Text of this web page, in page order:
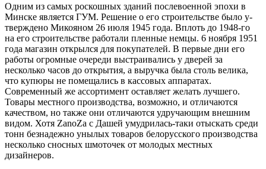
Одним из самых роскошных зданий послевоенной эпохи в
Минске является ГУМ. Решение о его строительстве было у­
тверждено Микояном 26 июля 1945 года. Вплоть до 1948-го
на его строительстве работали пленные немцы. 6 ноября 1951
года магазин открылся для покупателей. В первые дни его
работы огромные очереди выстраивались у дверей за
несколько часов до открытия, а выручка была столь велика,
что купюры не помещались в кассовых аппаратах.
Современный же ассортимент оставляет желать лучшего.
Товары местного производства, возможно, и отличаются
качеством, но также они отличаются удручающим внешним
видом. Хотя ZanoZa с Дашей умудрилась-таки отыскать среди
тонн безнадежно унылых товаров белорусского производства
несколько сносных шмоточек от молодых местных
дизайнеров.